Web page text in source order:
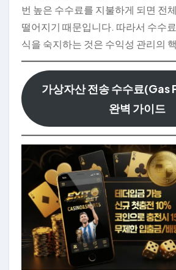
번 높은 수수료를 지불하게 되면 전
떨어지기 때문입니다. 따라서 수수
식을 숙지하는 것은 수익성 관리의
가상자산 전송 수수료(Gas
완벽 가이드